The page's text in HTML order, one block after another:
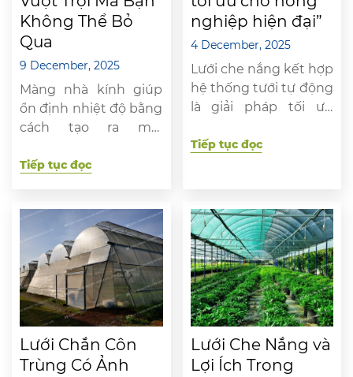
Không Thể Bỏ
Qua
9 December, 2025
Màng nhà kính giúp
ổn định nhiệt độ bằng
cách tạo ra môi
hợp cho cây trồng,
giữa ngày và đêm.
Nhờ đó, cây phát triển
khỏe hơn, giảm stress
nhiệt và duy trì năng
suất ổn định. Trong
phần […]
Tiếp tục đọc
nghiệp hiện đại”
4 December, 2025
Lưới che nắng kết hợp
hệ thống tưới tự động
là giải pháp tối ưu
công nghệ cao, giúp
dụng nước hiệu quả.
Giải pháp này đang
được nhiều nhà nông
áp dụng nhờ khả
năng […]
Tiếp tục đọc
Lưới Chắn Côn
Trùng Có Ảnh
Lưới Che Nắng và
Lợi Ích Trong